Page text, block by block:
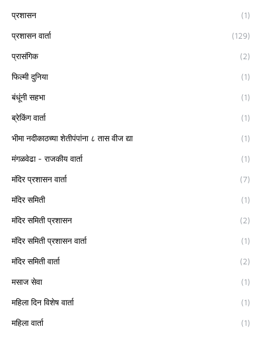
प्रशासन (1)
प्रशासन वार्ता (129)
प्रासंगिक (2)
फिल्मी दुनिया (1)
बंधूंनी सहभा (1)
ब्रेकिंग वार्ता (1)
भीमा नदीकाठच्या शेतीपंपांना ८ तास वीज द्या (1)
मंगळवेढा - राजकीय वार्ता (1)
मंदिर प्रशासन वार्ता (7)
मंदिर समिती (1)
मंदिर समिती प्रशासन (2)
मंदिर समिती प्रशासन वार्ता (1)
मंदिर समिती वार्ता (2)
मसाज सेवा (1)
महिला दिन विशेष वार्ता (1)
महिला वार्ता (1)